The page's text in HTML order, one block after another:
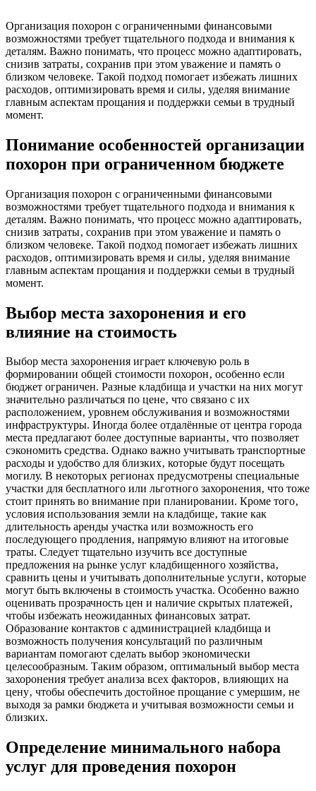
Организация похорон с ограниченными финансовыми
возможностями требует тщательного подхода и внимания к
деталям. Важно понимать‚ что процесс можно адаптировать‚
снизив затраты‚ сохранив при этом уважение и память о
близком человеке. Такой подход помогает избежать лишних
расходов‚ оптимизировать время и силы‚ уделяя внимание
главным аспектам прощания и поддержки семьи в трудный
момент.
Понимание особенностей организации
похорон при ограниченном бюджете
Организация похорон с ограниченными финансовыми
возможностями требует тщательного подхода и внимания к
деталям. Важно понимать‚ что процесс можно адаптировать‚
снизив затраты‚ сохранив при этом уважение и память о
близком человеке. Такой подход помогает избежать лишних
расходов‚ оптимизировать время и силы‚ уделяя внимание
главным аспектам прощания и поддержки семьи в трудный
момент.
Выбор места захоронения и его
влияние на стоимость
Выбор места захоронения играет ключевую роль в
формировании общей стоимости похорон‚ особенно если
бюджет ограничен. Разные кладбища и участки на них могут
значительно различаться по цене‚ что связано с их
расположением‚ уровнем обслуживания и возможностями
инфраструктуры. Иногда более отдалённые от центра города
места предлагают более доступные варианты‚ что позволяет
сэкономить средства. Однако важно учитывать транспортные
расходы и удобство для близких‚ которые будут посещать
могилу. В некоторых регионах предусмотрены специальные
участки для бесплатного или льготного захоронения‚ что тоже
стоит принять во внимание при планировании. Кроме того‚
условия использования земли на кладбище‚ такие как
длительность аренды участка или возможность его
последующего продления‚ напрямую влияют на итоговые
траты. Следует тщательно изучить все доступные
предложения на рынке услуг кладбищенного хозяйства‚
сравнить цены и учитывать дополнительные услуги‚ которые
могут быть включены в стоимость участка. Особенно важно
оценивать прозрачность цен и наличие скрытых платежей‚
чтобы избежать неожиданных финансовых затрат.
Образование контактов с администрацией кладбища и
возможность получения консультаций по различным
вариантам помогают сделать выбор экономически
целесообразным. Таким образом‚ оптимальный выбор места
захоронения требует анализа всех факторов‚ влияющих на
цену‚ чтобы обеспечить достойное прощание с умершим‚ не
выходя за рамки бюджета и учитывая возможности семьи и
близких.
Определение минимального набора
услуг для проведения похорон